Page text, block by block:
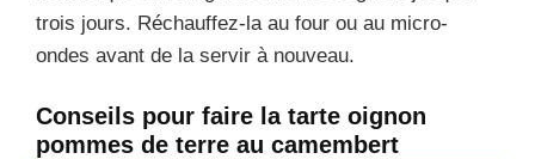
trois jours. Réchauffez-la au four ou au micro-
ondes avant de la servir à nouveau.
Conseils pour faire la tarte oignon
pommes de terre au camembert